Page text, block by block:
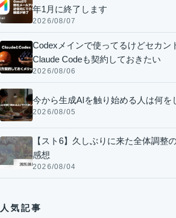
年1月に終了します
2026/08/07
Codexメインで使ってるけどセカン
Claude Codeも契約しておきたい
2026/08/06
今から生成AIを触り始める人は何を
2026/08/05
【スト6】久しぶりに来た全体調整
感想
2026/08/04
人気記事